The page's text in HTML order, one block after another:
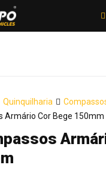
Quinquilharia
Armário Cor Bege 150mm